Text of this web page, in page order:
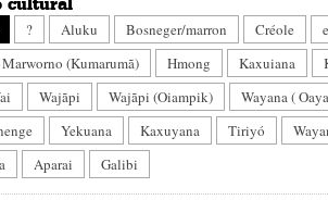
? Aluku Bosneger/marron Créole
(Kumarumã)
Hmong Kaxuiana
Wajãpi Wajãpi (Oiampik) Wayana (
Yekuana Kaxuyana Tiriyó
Aparai Galibi